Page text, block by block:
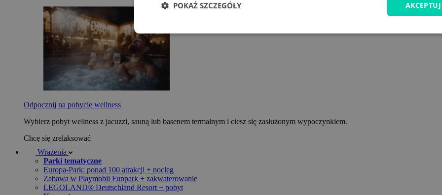
Odpocznij na pobycie wellness
Wybierz pobyt wellness z jacuzzi, sauną lub basenem termalnym i ciesz się zasłużonym wypoczynkiem.
Chcę się zrelaksować
Wrażenia
Parki tematyczne
Europa-Park: ponad 100 atrakcji + nocleg
Zabawa w Playmobil Funpark + zakwaterowanie
LEGOLAND® Deutschland Resort + pobyt
POKAŻ SZCZEGÓŁY